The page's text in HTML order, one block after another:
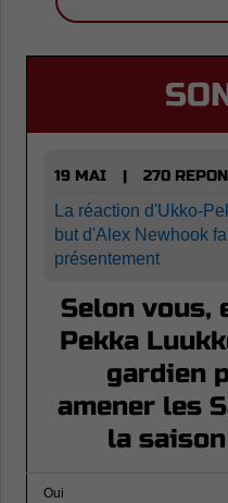
19 MAI |
270
La réaction d'Ukko-
but d'Alex Newhook
présentement
Selon vous,
Pekka
gardien
amener les
la
Oui